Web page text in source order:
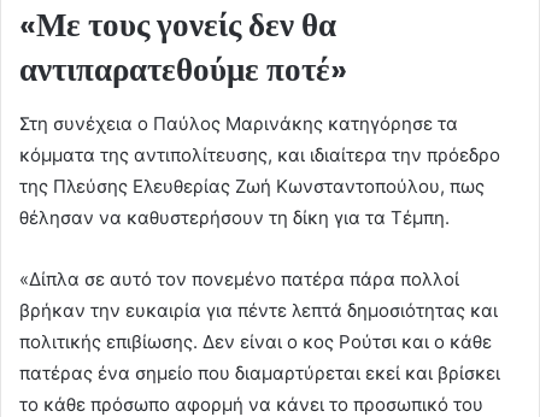
«Με τους γονείς δεν θα
αντιπαρατεθούμε ποτέ»
Στη συνέχεια ο Παύλος Μαρινάκης κατηγόρησε τα
κόμματα της αντιπολίτευσης, και ιδιαίτερα την πρόεδρο
της Πλεύσης Ελευθερίας Ζωή Κωνσταντοπούλου, πως
θέλησαν να καθυστερήσουν τη δίκη για τα Τέμπη.
«Δίπλα σε αυτό τον πονεμένο πατέρα πάρα πολλοί
βρήκαν την ευκαιρία για πέντε λεπτά δημοσιότητας και
πολιτικής επιβίωσης. Δεν είναι ο κος Ρούτσι και ο κάθε
πατέρας ένα σημείο που διαμαρτύρεται εκεί και βρίσκει
το κάθε πρόσωπο αφορμή να κάνει το προσωπικό του